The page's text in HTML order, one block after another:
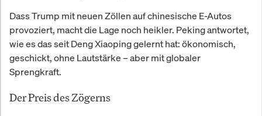
Dass Trump mit neuen Zöllen auf chinesische E-Autos
provoziert, macht die Lage noch heikler. Peking antwortet,
wie es das seit Deng Xiaoping gelernt hat: ökonomisch,
geschickt, ohne Lautstärke – aber mit globaler
Sprengkraft.
Der Preis des Zögerns